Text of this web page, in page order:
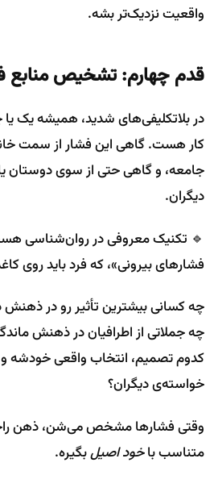
واقعیت نزدیک‌تر بشه.
قدم چهارم: تشخیص منابع
در بلاتکلیفی‌های شدید، همیشه یک
کار هست. گاهی این فشار از سمت
جامعه، و گاهی حتی از سوی دوستان
دیگران.
🔹 تکنیک معروفی در روان‌شناسی
فشارهای بیرونی»، که فرد باید روی
چه کسانی بیشترین تأثیر رو در ذهنش
چه جملاتی از اطرافیان در ذهنش
کدوم تصمیم، انتخاب واقعی خودشه
خواسته‌ی دیگران؟
وقتی فشارها مشخص می‌شن، ذهن
متناسب باخود اصیلبگیره.